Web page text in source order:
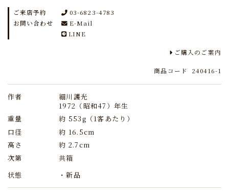
ご来店予約
お問い合わせ
03-6823-4783
E-Mail
LINE
ご購入のご案内
商品コード 240416-1
作者
細川護光
1972（昭和47）年生
重量
約 553g（1客あたり）
口径
約 16.5cm
高さ
約 2.7cm
次第
共箱
状態
・新品